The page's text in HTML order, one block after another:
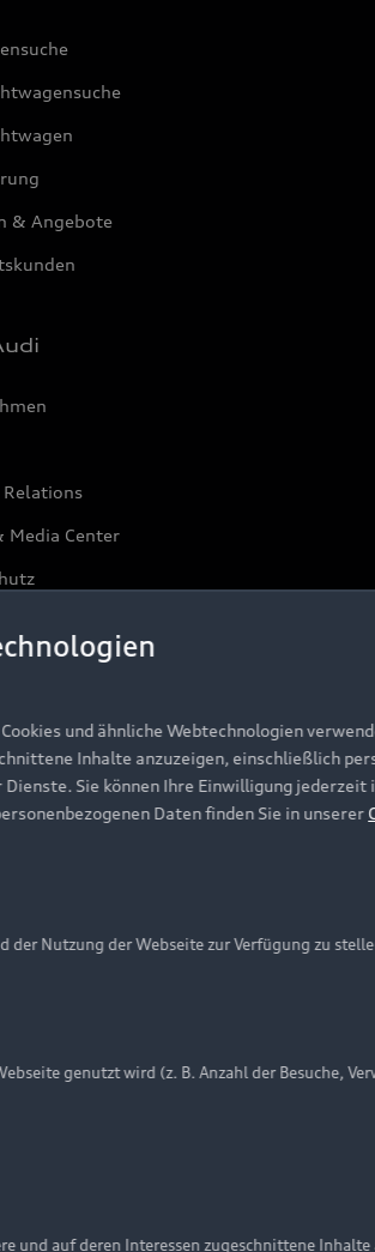
& Angebote
Relations
Media Center
Cookie-Einstellungen Cookie-
bei allen Abbildungen auf dieser
und ähnliche Webtechnologien
Inhalte anzuzeigen, einschließlich
Sie können Ihre Einwilligung
Daten finden Sie in unserer
Nutzung der Webseite zur Verfügung zu
genutzt wird (z. B. Anzahl der Besuche,
und auf deren Interessen zugeschnittene